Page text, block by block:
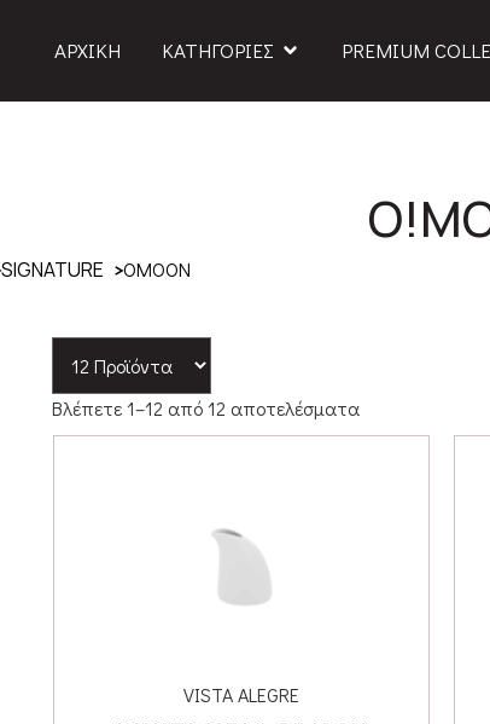
ΑΡΧΙΚΗ ΚΑΤΗΓΟΡΙΕΣ PREMIUM
SIGNATURE OMOON
Βλέπετε 1–12 από 12 αποτελέσματα
VISTA ALEGRE